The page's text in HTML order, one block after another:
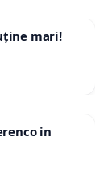
mari!
in